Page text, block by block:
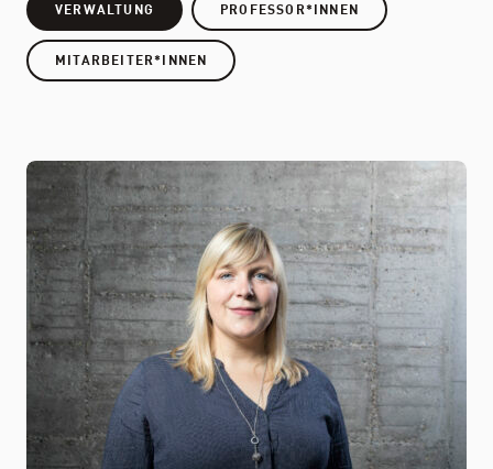
VERWALTUNG PROFESSOR*INNEN
MITARBEITER*INNEN